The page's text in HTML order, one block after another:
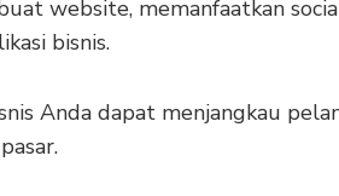
website, memanfaatkan
bisnis.
Anda dapat menjangkau